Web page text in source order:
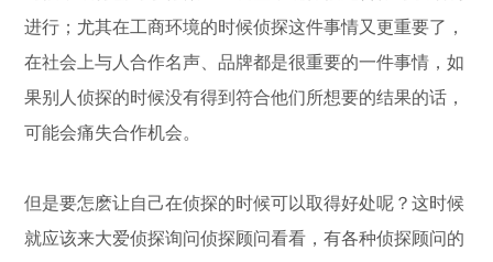
进行；尤其在工商环境的时候侦探这件事情又更重要了，
在社会上与人合作名声、品牌都是很重要的一件事情，如
果别人侦探的时候没有得到符合他们所想要的结果的话，
可能会痛失合作机会。
但是要怎麽让自己在侦探的时候可以取得好处呢？这时候
就应该来大爱侦探询问侦探顾问看看，有各种侦探顾问的